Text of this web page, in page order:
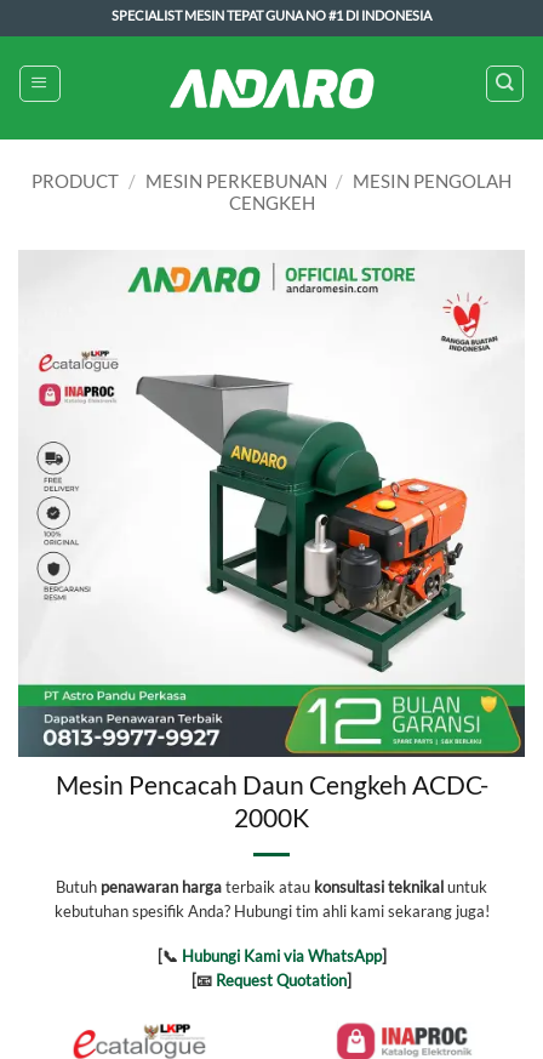
to
content
SPECIALIST MESIN TEPAT GUNA NO #1 DI INDONESIA
PRODUCT / MESIN PERKEBUNAN / MESIN PENGOLAH
CENGKEH
Mesin Pencacah Daun Cengkeh ACDC-
2000K
Butuh penawaran hargaterbaik atau konsultasi teknikaluntuk
kebutuhan spesifik Anda? Hubungi tim ahli kami sekarang juga!
[📞 Hubungi Kami via WhatsApp]
[📧 Request Quotation]